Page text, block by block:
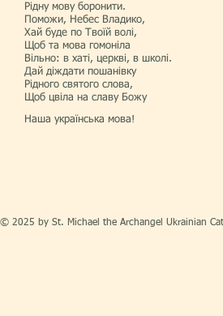
Рідну мову боронити.
Поможи, Небес Владико,
Хай буде по Твоїй волі,
Щоб та мова гомоніла
Вільно: в хаті, церкві, в школі.
Дай діждати пошанівку
Рідного святого слова,
Щоб цвіла на славу Божу
Наша українська мова!
© 2025 by St. Michael the Archangel Ukrainian